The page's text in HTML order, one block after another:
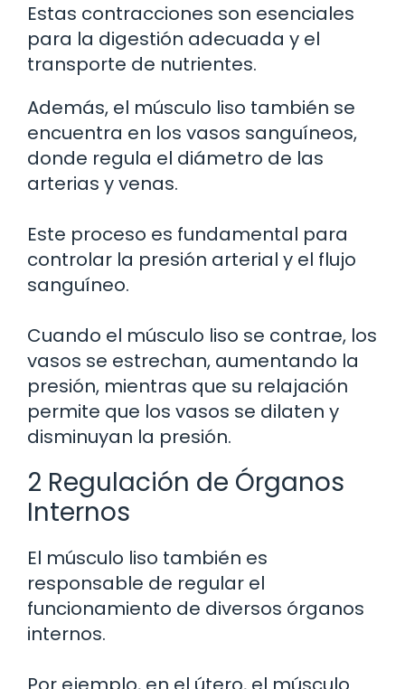
Estas contracciones son esenciales
para la digestión adecuada y el
transporte de nutrientes.
Además, el músculo liso también se
encuentra en los vasos sanguíneos,
donde regula el diámetro de las
arterias y venas.
Este proceso es fundamental para
controlar la presión arterial y el flujo
sanguíneo.
Cuando el músculo liso se contrae, los
vasos se estrechan, aumentando la
presión, mientras que su relajación
permite que los vasos se dilaten y
disminuyan la presión.
2 Regulación de Órganos
Internos
El músculo liso también es
responsable de regular el
funcionamiento de diversos órganos
internos.